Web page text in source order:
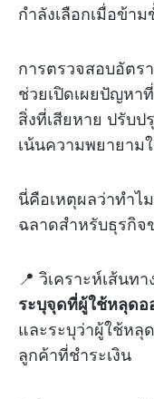
กำลังเลือกเมื่อข้า
การตรวจสอบอัตร
ช่วยเปิดเผยปัญหา
สิ่งที่เสียหาย ปรับป
เน้นความพยายาม
นี่คือเหตุผลว่าทำไ
ฉลาดสำหรับธุรกิ
📍 วิเคราะห์เส้นท
ระบุจุดที่ผู้ใช้หลุดอ
และระบุว่าผู้ใช้หลุ
ลูกค้าที่ชำระเงิน